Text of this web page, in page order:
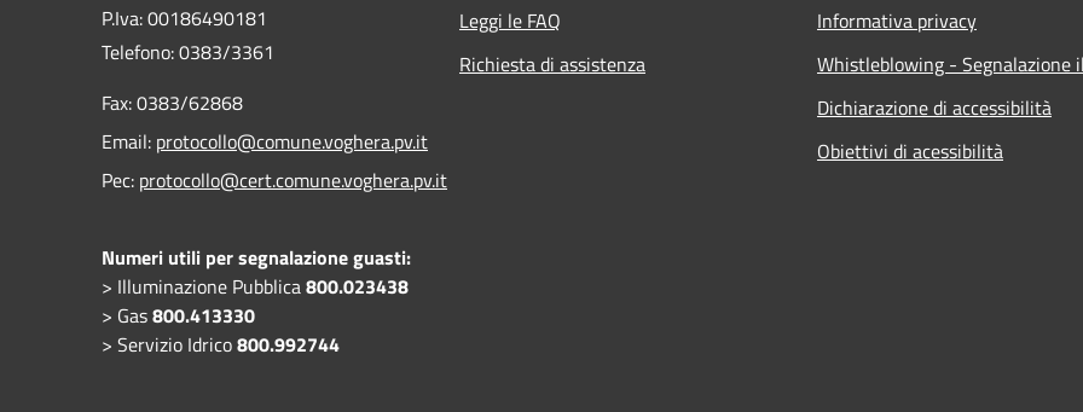
P.Iva: 00186490181
Telefono:0383/3361
Fax:0383/62868
Email: protocollo@comune.voghera.pv.it
Pec: protocollo@cert.comune.voghera.pv.it
Numeri utili per segnalazione guasti:
> Illuminazione Pubblica800.023438
> Gas800.413330
> Servizio Idrico800.992744
Leggi le FAQ
Richiesta di assistenza
Informativa privacy
Whistleblowing - Segnalazione
Dichiarazione di accessibilità
Obiettivi di acessibilità